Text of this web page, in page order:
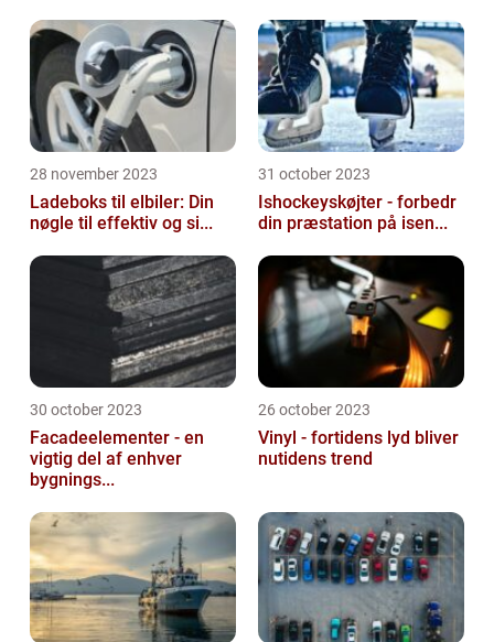
28 november 2023
Ladeboks til elbiler: Din
nøgle til effektiv og si...
31 october 2023
Ishockeyskøjter - forbedr
din præstation på isen...
30 october 2023
Facadeelementer - en
vigtig del af enhver
bygnings...
26 october 2023
Vinyl - fortidens lyd bliver
nutidens trend